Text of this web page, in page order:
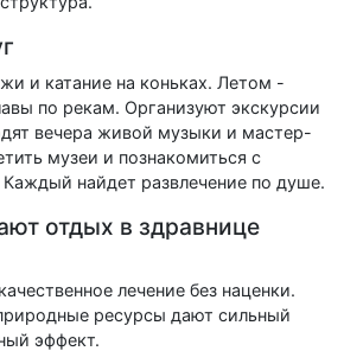
и катание на коньках. Летом -
по рекам. Организуют экскурсии
вечера живой музыки и мастер-
музеи и познакомиться с
Каждый найдет развлечение по душе.
отдых в здравнице
лечение без наценки.
ресурсы дают сильный
эффект.